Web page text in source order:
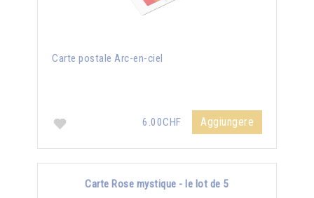
Carte postale Arc-en-ciel
6.00CHF Aggiungere
Carte Rose mystique - le lot de 5